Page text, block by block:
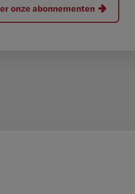
onze abonnementen